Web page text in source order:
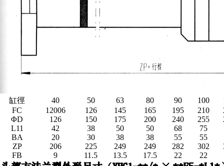
缸徑 40 50 63 80 90 100
FC
12006 126 145 165 195 210
ΦD
126 150 175 200 240 255
L11
42 38 50 50 68
75
BA
20 30 38 38 55
55
ZP
206 225 249 249 282 302
FB
9 11.5 13.5 17.5 22 22